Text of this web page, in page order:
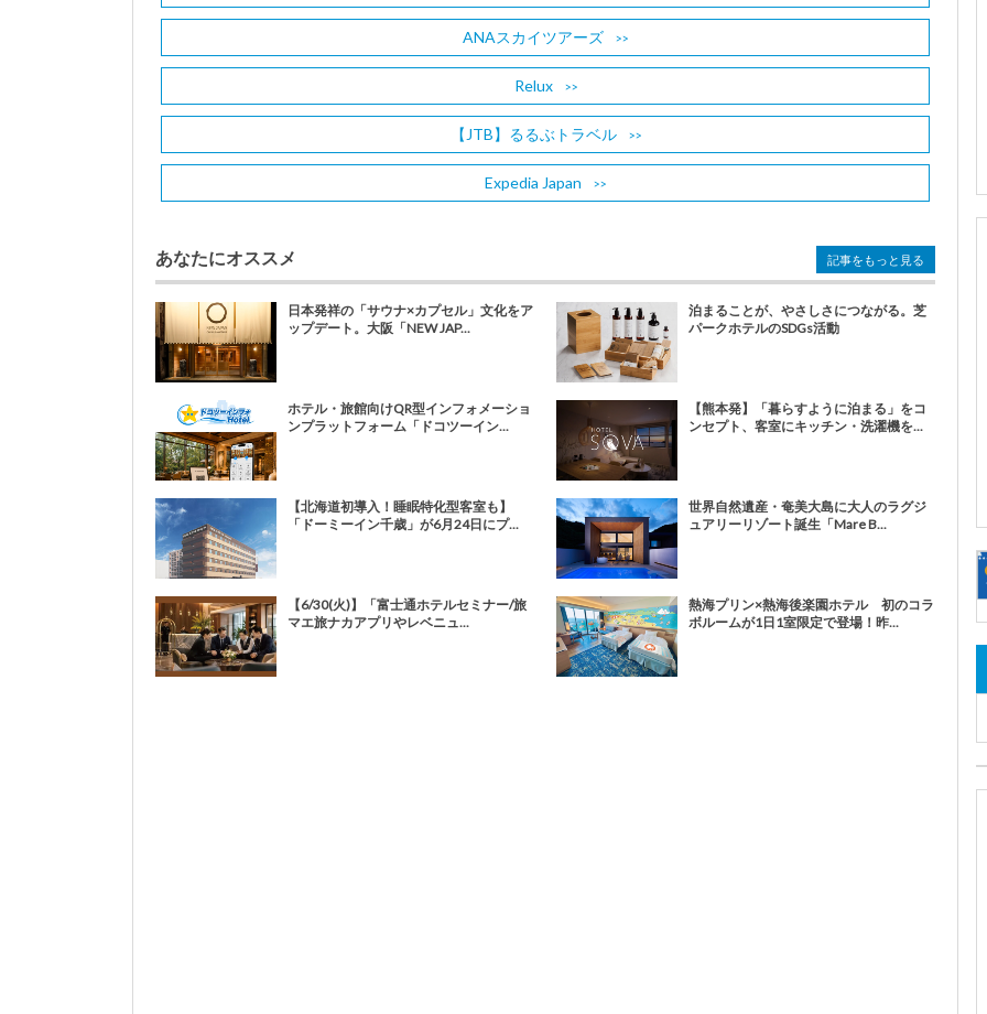
ANAスカイツアーズ
Relux
【JTB】るるぶトラベル
Expedia Japan
あなたにオススメ
日本発祥の「サウナ×カプセル」文化をア
ップデート。大阪「NEW JAP...
泊まることが、やさしさにつながる。芝
パークホテルのSDGs活動
ホテル・旅館向けQR型インフォメーショ
ンプラットフォーム「ドコツーイン...
【熊本発】「暮らすように泊まる」をコ
ンセプト、客室にキッチン・洗濯機を...
【北海道初導入！睡眠特化型客室も】
「ドーミーイン千歳」が6月24日にプ...
世界自然遺産・奄美大島に大人のラグジ
ュアリーリゾート誕生「Mare B...
【6/30(火)】「富士通ホテルセミナー/旅
マエ旅ナカアプリやレベニュ...
熱海プリン×熱海後楽園ホテル 初のコラ
ボルームが1日1室限定で登場！昨...
記事をもっと見る